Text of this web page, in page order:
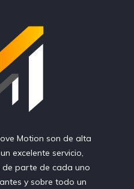
Motion son de alta
excelente servicio,
parte de cada uno
y sobre todo un